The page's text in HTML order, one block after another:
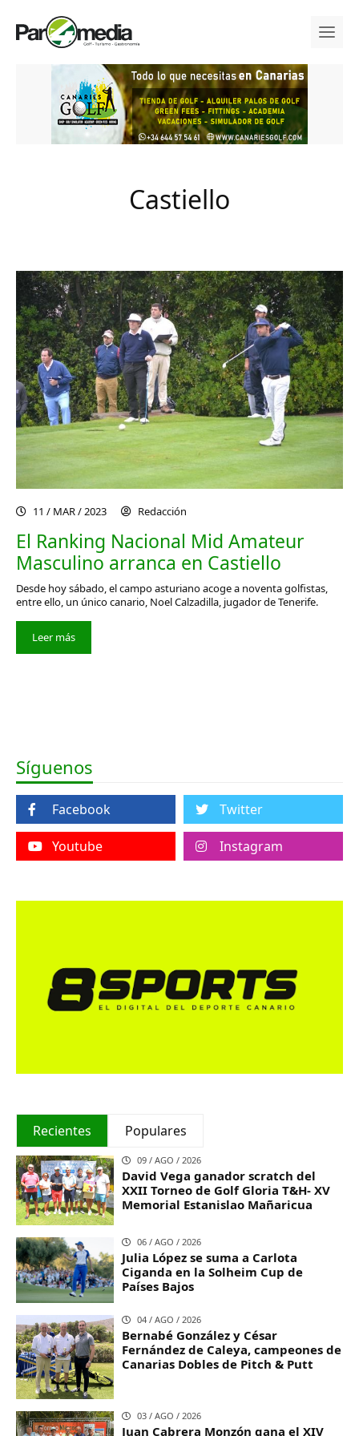
Castiello
11 / MAR / 2023 Redacción
El Ranking Nacional Mid Amateur
Masculino arranca en Castiello
Desde hoy sábado, el campo asturiano acoge a noventa golfistas,
entre ello, un único canario, Noel Calzadilla, jugador de Tenerife.
Leer más
Síguenos
Facebook Twitter
Youtube Instagram
Recientes Populares
09 / AGO / 2026
David Vega ganador scratch del
XXII Torneo de Golf Gloria T&H- XV
Memorial Estanislao Mañaricua
06 / AGO / 2026
Julia López se suma a Carlota
Ciganda en la Solheim Cup de
Países Bajos
04 / AGO / 2026
Bernabé González y César
Fernández de Caleya, campeones de
Canarias Dobles de Pitch & Putt
03 / AGO / 2026
Juan Cabrera Monzón gana el XIV